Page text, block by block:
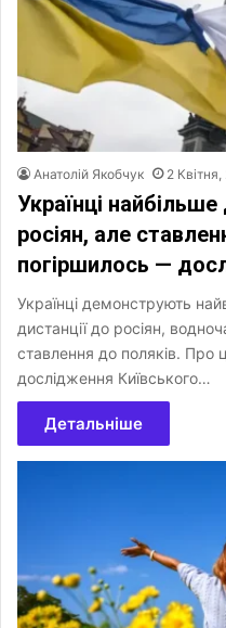
Анатолій Якобчук 2
Українці
росіян, але
погіршилось —
Українці демонструють
дистанції до росіян,
ставлення до поляків. Про
дослідження Київського…
Детальніше